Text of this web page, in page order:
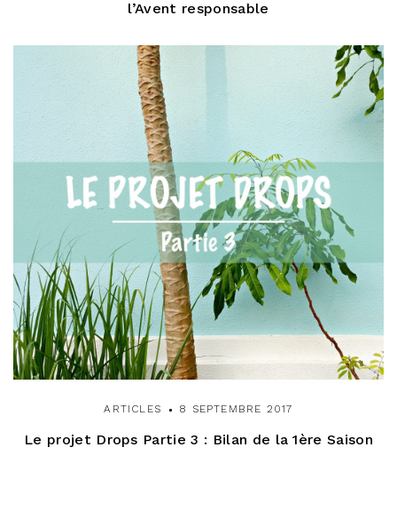
l’Avent responsable
ARTICLES 8 SEPTEMBRE 2017
Le projet Drops Partie 3 : Bilan de la 1ère Saison